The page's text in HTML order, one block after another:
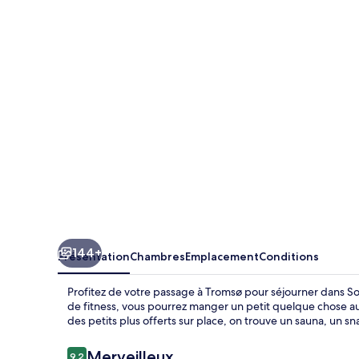
144+
PrésentationChambresEmplacementConditions
Profitez de votre passage à Tromsø pour séjourner dans
de fitness, vous pourrez manger un petit quelque chose
des petits plus offerts sur place, on trouve un sauna, un
Avis
9,2